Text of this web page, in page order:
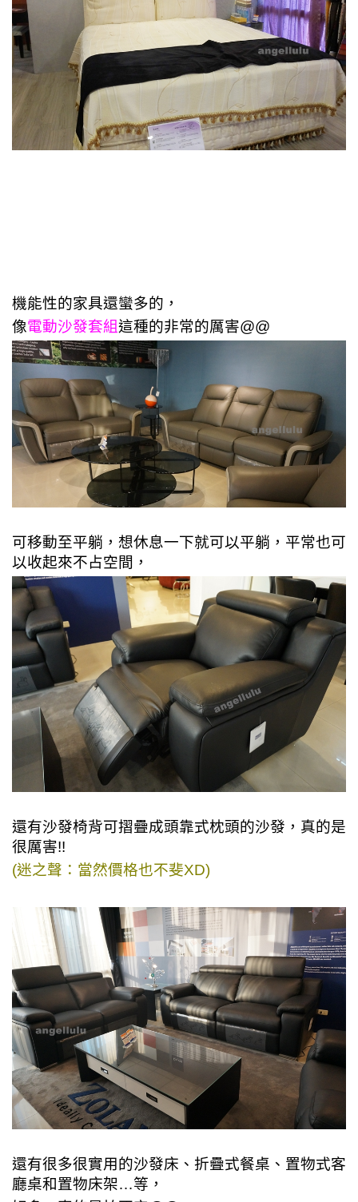
機能性的家具還蠻多的，
像電動沙發套組這種的非常的厲害@@
可移動至平躺，想休息一下就可以平躺， 平常也可
以收起來不占空間，
還有沙發椅背可摺疊成頭靠式枕頭的沙發，真的是
很厲害!!
(迷之聲：當然價格也不斐XD)
還有很多很實用的沙發床、折疊式餐桌 、 置物式客
廳桌和置物床架…等，